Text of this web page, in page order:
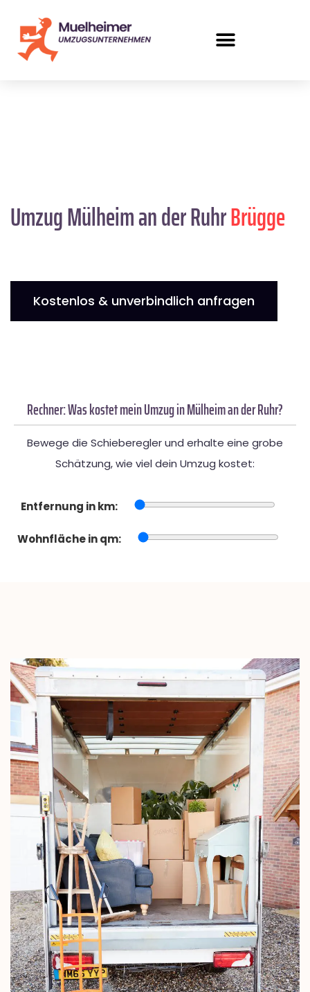
Umzug Mülheim an der RuhrBrügge
Kostenlos & unverbindlich anfragen
Rechner: Was kostet mein Umzug in Mülheim an der Ruhr?
Bewege die Schieberegler und erhalte eine grobe
Schätzung, wie viel dein Umzug kostet:
Entfernung in km:
Wohnfläche in qm: